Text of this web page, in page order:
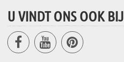
U VINDT ONS OOK BIJ